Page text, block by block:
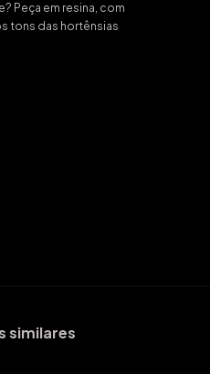
Peça em resina, com
tons das hortênsias
similares